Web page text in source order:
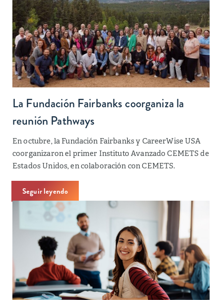
La Fundación Fairbanks coorganiza la
reunión Pathways
En octubre, la Fundación Fairbanks y CareerWise USA
coorganizaron el primer Instituto Avanzado CEMETS de
Estados Unidos, en colaboración con CEMETS.
Seguir leyendo